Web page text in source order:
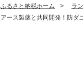
ふるさと納税ホーム ラ
アース製薬と共同開発！防ダ